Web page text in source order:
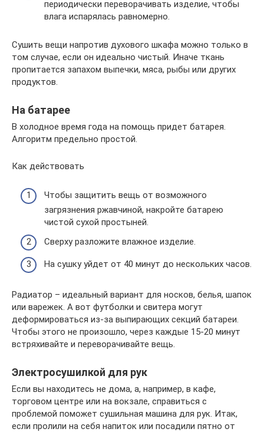
периодически переворачивать изделие, чтобы
влага испарялась равномерно.
Сушить вещи напротив духового шкафа можно только в
том случае, если он идеально чистый. Иначе ткань
пропитается запахом выпечки, мяса, рыбы или других
продуктов.
На батарее
В холодное время года на помощь придет батарея.
Алгоритм предельно простой.
Как действовать
Чтобы защитить вещь от возможного
загрязнения ржавчиной, накройте батарею
чистой сухой простыней.
Сверху разложите влажное изделие.
На сушку уйдет от 40 минут до нескольких часов.
Радиатор – идеальный вариант для носков, белья, шапок
или варежек. А вот футболки и свитера могут
деформироваться из-за выпирающих секций батареи.
Чтобы этого не произошло, через каждые 15-20 минут
встряхивайте и переворачивайте вещь.
Электросушилкой для рук
Если вы находитесь не дома, а, например, в кафе,
торговом центре или на вокзале, справиться с
проблемой поможет сушильная машина для рук. Итак,
если пролили на себя напиток или посадили пятно от